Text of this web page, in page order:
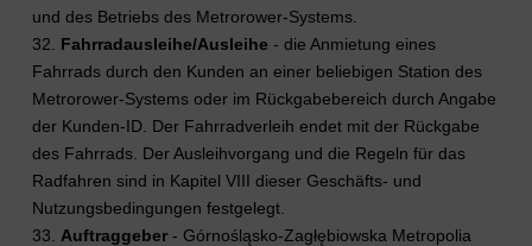
und des Betriebs des Metrorower-Systems.
32. Fahrradausleihe/Ausleihe - die Anmietung eines
Fahrrads durch den Kunden an einer beliebigen Station des
Metrorower-Systems oder im Rückgabebereich durch Angabe
der Kunden-ID. Der Fahrradverleih endet mit der Rückgabe
des Fahrrads. Der Ausleihvorgang und die Regeln für das
Radfahren sind in Kapitel VIII dieser Geschäfts- und
Nutzungsbedingungen festgelegt.
33. Auftraggeber- Górnośląsko-Zagłębiowska Metropolia